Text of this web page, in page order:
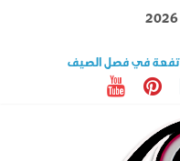
في فصل الصيف
اكتشف المزيد عنه
علاج فعال ؟
فى دقائق تعرف على شروطها
طرق العلاج